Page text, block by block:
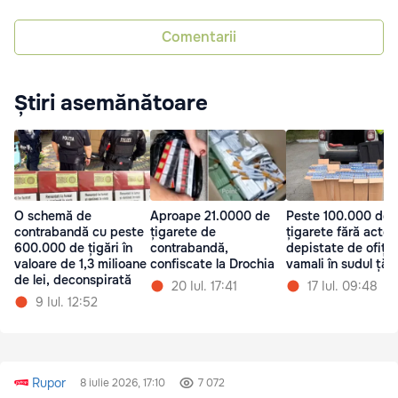
Comentarii
Știri asemănătoare
O schemă de
contrabandă cu peste
600.000 de țigări în
valoare de 1,3 milioane
de lei, deconspirată
9 Iul. 12:52
Aproape 21.0000 de
țigarete de
contrabandă,
confiscate la Drochia
20 Iul. 17:41
Peste 100.000 de
țigarete fără acte,
depistate de
vamali în sudul
17 Iul. 09:48
Rupor 8 iulie 2026, 17:10 7 072